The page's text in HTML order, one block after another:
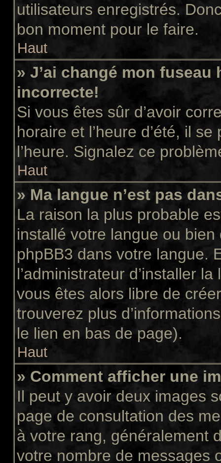
utilisateurs enregistrés.
bon moment pour le faire.
Haut
» J’ai changé mon fuseau
incorrecte!
Si vous êtes sûr d’avoir
horaire et l’heure d’été, il
l’heure. Signalez ce
Haut
» Ma langue n’est pas
La raison la plus probable
installé votre langue ou
phpBB3 dans votre langue.
l’administrateur d’installer
vous êtes alors libre de
trouverez plus
le lien en bas de page).
Haut
» Comment afficher une
Il peut y avoir deux images
page de consultation des
à votre rang, généralement
votre nombre de messages